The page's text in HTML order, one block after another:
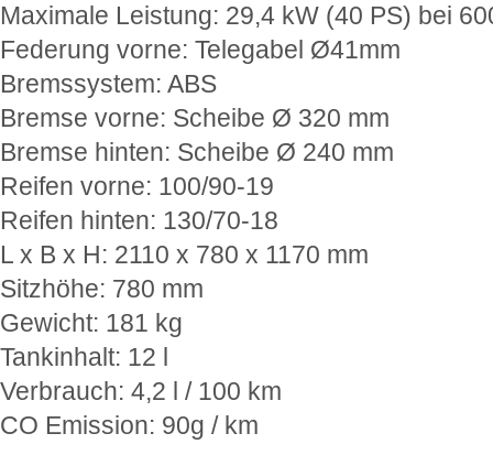
Maximale Leistung: 29,4 kW (40 PS) bei
Federung vorne: Telegabel Ø41mm
Bremssystem: ABS
Bremse vorne: Scheibe Ø 320 mm
Bremse hinten: Scheibe Ø 240 mm
Reifen vorne: 100/90-19
Reifen hinten: 130/70-18
L x B x H: 2110 x 780 x 1170 mm
Sitzhöhe: 780 mm
Gewicht: 181 kg
Tankinhalt: 12 l
Verbrauch: 4,2 l / 100 km
CO Emission: 90g / km